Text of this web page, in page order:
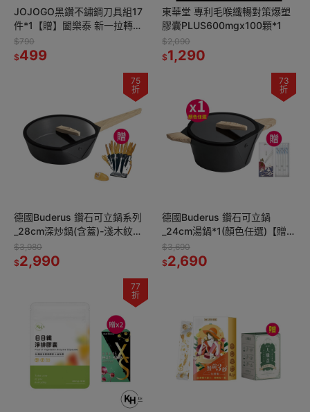
JOJOGO黑鑽不鏽鋼刀具組17
件*1【贈】闔樂泰 新一拉轉切
碎攪拌器900ml綠色*1
$790
$499
東華堂 專利毛喉纖暢對策爆塑
膠囊PLUS600mgx100顆*1
$2,090
$1,290
75
折
德國Buderus 鑽石可立鍋系列
_28cm深炒鍋(含蓋)-淺木紋
*1【贈】JOJOGO黑鑽不鏽鋼
刀具組17件*1
$3,980
$2,990
73
折
德國Buderus 鑽石可立鍋
_24cm湯鍋*1(顏色任選)【贈】
FUJI-GRACE 富士雅麗 陶瓷筷
禮盒組 靛藍*1
$3,690
$2,690
77
折